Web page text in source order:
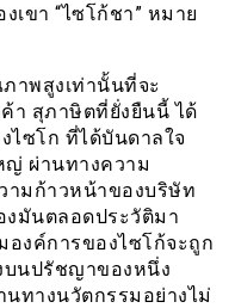
เขา “ไซโก้ชา” หมาย
พสูงเท่านั้นที่จะ
า สุภาษิตที่ยั่งยืนนี้ ได้
ไซโก ที่ได้บันดาลใจ
ญ่ ผ่านทางความ
มก้าวหน้าของบริษัท
งมันตลอดประวัติมา
งค์การของไซโก้จะถูก
บนปรัชญาของหนึ่ง
ทางนวัตกรรมอย่างไม่